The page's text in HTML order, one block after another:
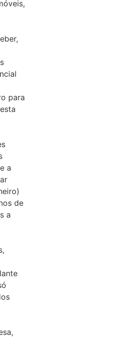
para
a
de
a